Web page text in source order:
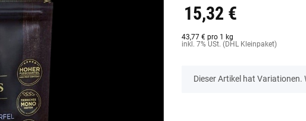
15,32 €
43,77 € pro 1 kg
inkl. 7% USt. (DHL Kleinpaket)
x
Dieser Artikel hat